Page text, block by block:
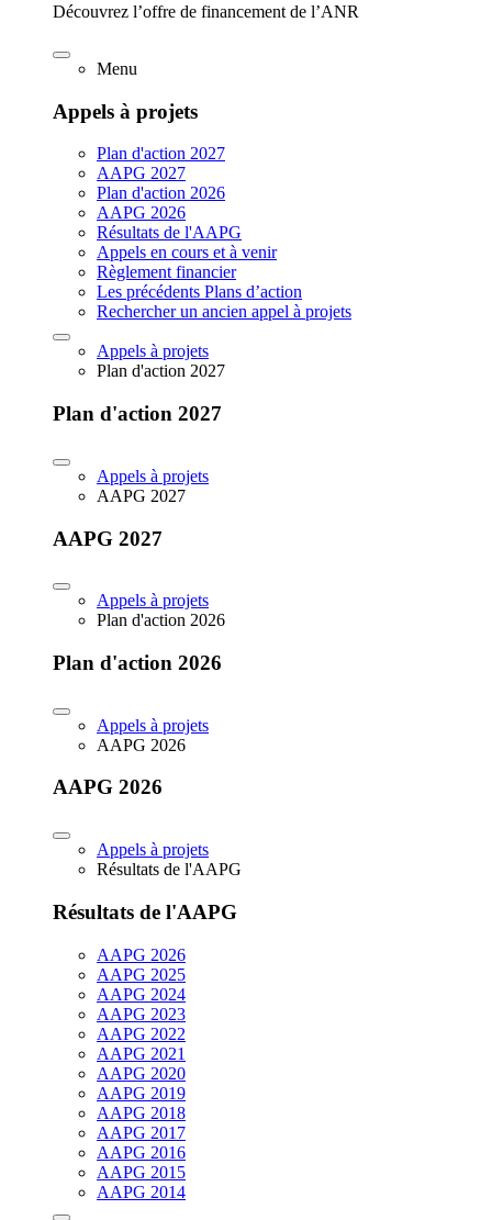
Découvrez l’offre de financement de l’ANR
Menu
Appels à projets
Plan d'action 2027
AAPG 2027
Plan d'action 2026
AAPG 2026
Résultats de l'AAPG
Appels en cours et à venir
Règlement financier
Les précédents Plans d’action
Rechercher un ancien appel à projets
Appels à projets
Plan d'action 2027
Plan d'action 2027
Appels à projets
AAPG 2027
AAPG 2027
Appels à projets
Plan d'action 2026
Plan d'action 2026
Appels à projets
AAPG 2026
AAPG 2026
Appels à projets
Résultats de l'AAPG
Résultats de l'AAPG
AAPG 2026
AAPG 2025
AAPG 2024
AAPG 2023
AAPG 2022
AAPG 2021
AAPG 2020
AAPG 2019
AAPG 2018
AAPG 2017
AAPG 2016
AAPG 2015
AAPG 2014